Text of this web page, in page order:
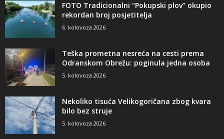
FOTO Tradicionalni “Pokupski plov” okupio
rekordan broj posjetitelja
6. kolovoza 2026
Teška prometna nesreća na cesti prema
Odranskom Obrežu: poginula jedna osoba
5. kolovoza 2026
Nekoliko tisuća Velikogoričana zbog kvara
bilo bez struje
5. kolovoza 2026